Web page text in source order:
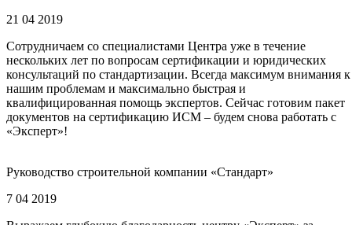
21 04 2019
Сотрудничаем со специалистами Центра уже в течение
нескольких лет по вопросам сертификации и юридических
консультаций по стандартизации. Всегда максимум внимания к
нашим проблемам и максимально быстрая и
квалифицированная помощь экспертов. Сейчас готовим пакет
документов на сертификацию ИСМ – будем снова работать с
«Эксперт»!
Руководство строительной компании «Стандарт»
7 04 2019